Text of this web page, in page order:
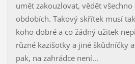
umět zakouzlovat, vědět
obdobích. Takový skřítek musí
koho dobré a co žádný užitek
různé kazišotky a jiné škůdníčky
pak, na zahrádce není...